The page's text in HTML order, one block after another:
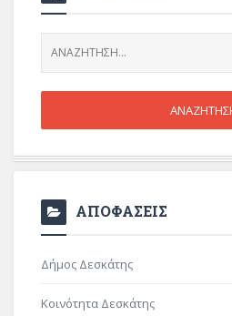
ΑΠΟΦΑΣΕΙΣ
Δήμος Δεσκάτης
Κοινότητα Δεσκάτης